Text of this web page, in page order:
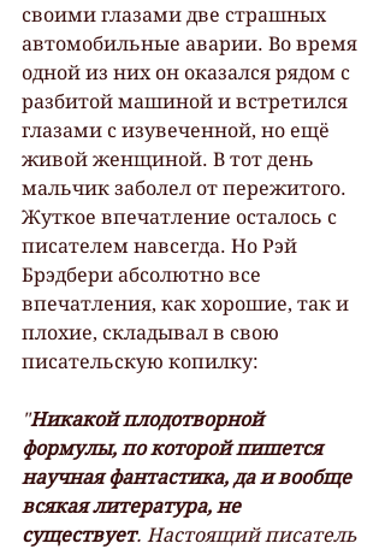
своими глазами две страшных
автомобильные аварии. Во время
одной из них он оказался рядом с
разбитой машиной и встретился
глазами с изувеченной, но ещё
живой женщиной. В тот день
мальчик заболел от пережитого.
Жуткое впечатление осталось с
писателем навсегда. Но Рэй
Брэдбери абсолютно все
впечатления, как хорошие, так и
плохие, складывал в свою
писательскую копилку:
"Никакой плодотворной
формулы, по которой пишется
научная фантастика, да и вообще
всякая литература, не
существует. Настоящий писатель